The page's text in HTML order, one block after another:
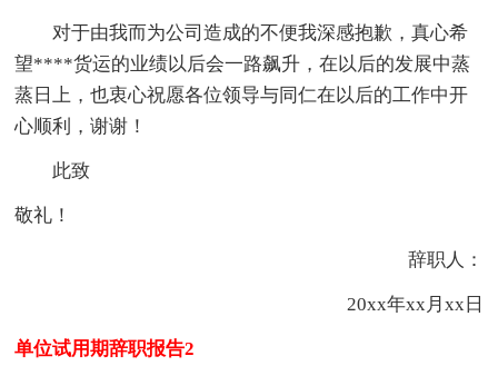
对于由我而为公司造成的不便我深感抱歉，真心希
望****货运的业绩以后会一路飙升，在以后的发展中蒸
蒸日上，也衷心祝愿各位领导与同仁在以后的工作中开
心顺利，谢谢！
此致
敬礼！
辞职人：
20xx年xx月xx日
单位试用期辞职报告2